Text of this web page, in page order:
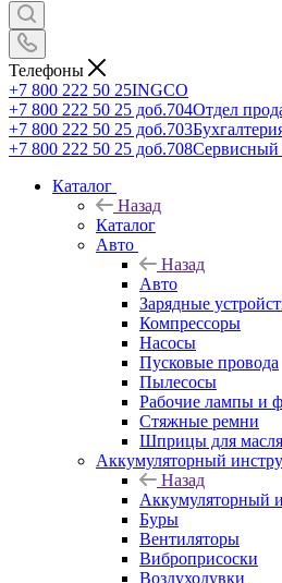
Телефоны
+7 800 222 50 25INGCO
+7 800 222 50 25 доб.704Отдел
+7 800 222 50 25 доб.703
+7 800 222 50 25 доб.708Сервисный
Каталог
Назад
Каталог
Авто
Назад
Авто
Зарядные
Компрессоры
Насосы
Пусковые провода
Пылесосы
Рабочие лампы и
Стяжные ремни
Шприцы для
Аккумуляторный
Назад
Аккумуляторный
Буры
Вентиляторы
Виброприсоски
Воздуходувки